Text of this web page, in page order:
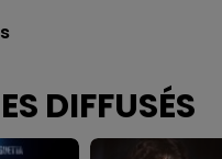
DIFFUSÉS